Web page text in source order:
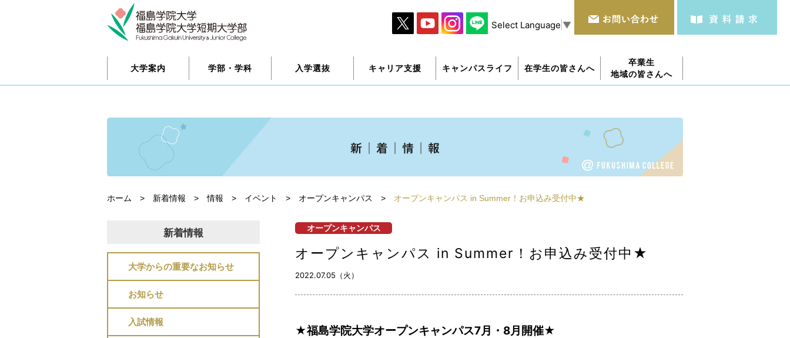
Select Language ▼
大学案内 学部・学科 入学選抜 キャリア支援 キャンパスライフ 在学生の皆さんへ
卒業生
地域の皆さんへ
ホーム > 新着情報 >情報 > イベント > オープンキャンパス > オープンキャンパス in Summer！お申込み受付中★
新着情報
大学からの重要なお知らせ
お知らせ
入試情報
オープンキャンパス
オープンキャンパス in Summer！お申込み受付中★
2022.07.05（火）
★福島学院大学オープンキャンパス7月・8月開催★